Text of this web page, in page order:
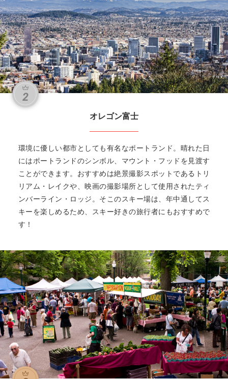
オレゴン富士
環境に優しい都市としても有名なポートランド。晴れた日
にはポートランドのシンボル、マウント・フッドを見渡す
ことができます。おすすめは絶景撮影スポットであるトリ
リアム・レイクや、映画の撮影場所として使用されたティ
ンバーライン・ロッジ。そこのスキー場は、年中通してス
キーを楽しめるため、スキー好きの旅行者にもおすすめで
す！